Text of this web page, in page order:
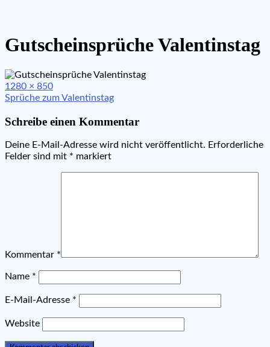
Gutscheinsprüche Valentinstag
Full
size
1280 × 850
Beitragsnavigation
Sprüche zum Valentinstag
Schreibe einen Kommentar
Deine E-Mail-Adresse wird nicht veröffentlicht. Erforderliche
Felder sind mit * markiert
Kommentar *
Name *
E-Mail-Adresse *
Website